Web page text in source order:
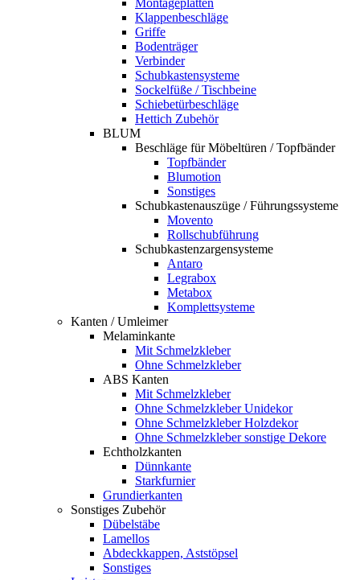
Montageplatten
Klappenbeschläge
Griffe
Bodenträger
Verbinder
Schubkastensysteme
Sockelfüße / Tischbeine
Schiebetürbeschläge
Hettich Zubehör
BLUM
Beschläge für Möbeltüren / Topfbänder
Topfbänder
Blumotion
Sonstiges
Schubkastenauszüge / Führungssysteme
Movento
Rollschubführung
Schubkastenzargensysteme
Antaro
Legrabox
Metabox
Komplettsysteme
Kanten / Umleimer
Melaminkante
Mit Schmelzkleber
Ohne Schmelzkleber
ABS Kanten
Mit Schmelzkleber
Ohne Schmelzkleber Unidekor
Ohne Schmelzkleber Holzdekor
Ohne Schmelzkleber sonstige Dekore
Echtholzkanten
Dünnkante
Starkfurnier
Grundierkanten
Sonstiges Zubehör
Dübelstäbe
Lamellos
Abdeckkappen, Aststöpsel
Sonstiges